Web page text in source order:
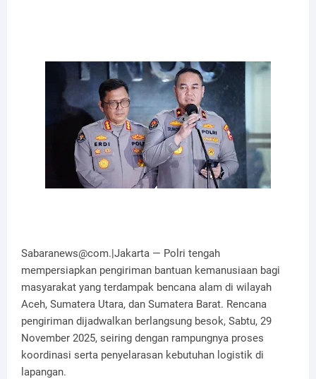
Sabaranews@com.|Jakarta — Polri tengah
mempersiapkan pengiriman bantuan kemanusiaan bagi
masyarakat yang terdampak bencana alam di wilayah
Aceh, Sumatera Utara, dan Sumatera Barat. Rencana
pengiriman dijadwalkan berlangsung besok, Sabtu, 29
November 2025, seiring dengan rampungnya proses
koordinasi serta penyelarasan kebutuhan logistik di
lapangan.